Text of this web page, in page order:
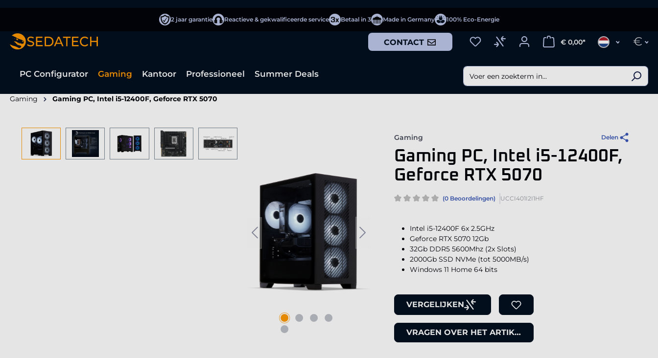
2 jaar garantie Reactieve & gekwalificeerde service Betaal in 3 Made in Germany 100% Eco-Energie
CONTACT € 0,00* €
PC Configurator Gaming Kantoor Professioneel Summer Deals
Gaming Gaming PC, Intel i5-12400F, Geforce RTX 5070
Afbeeldingengalerij overslaan
Gaming Delen
Gaming PC, Intel i5-12400F,
Geforce RTX 5070
(0 Beoordelingen) UCCI401I2I1HF
Intel i5-12400F 6x 2.5GHz
Geforce RTX 5070 12Gb
32Gb DDR5 5600Mhz (2x Slots)
2000Gb SSD NVMe (tot 5000MB/s)
Windows 11 Home 64 bits
VERGELIJKEN
VRAGEN OVER HET ARTIKEL